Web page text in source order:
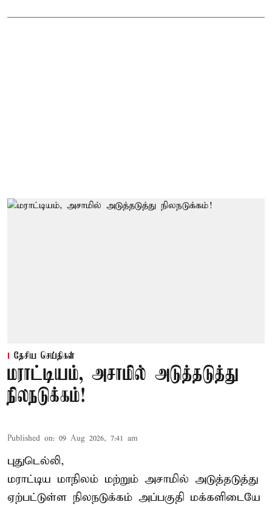
தேசிய செய்திகள்
மராட்டியம், அசாமில் அடுத்தடுத்து
நிலநடுக்கம்!
Published on: 09 Aug 2026, 7:41 am
புதுடெல்லி,
மராட்டிய மாநிலம் மற்றும் அசாமில் அடுத்தடுத்து
ஏற்பட்டுள்ள நிலநடுக்கம் அப்பகுதி மக்களிடையே